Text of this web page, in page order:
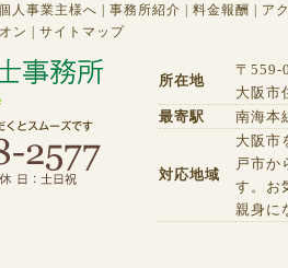
人事業主様へ 事務所紹介 料金報酬
ア
ン サイトマップ
所在地
〒559-
大阪市
最寄駅
南海
対応地域
大阪市
戸市か
す。お
親身に